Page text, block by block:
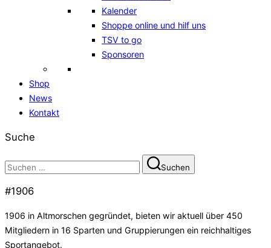
Kalender
Shoppe online und hilf uns
TSV to go
Sponsoren
Shop
News
Kontakt
Suche
Suchen
nach:
Suchen
#1906
1906 in Altmorschen gegründet, bieten wir aktuell über 450
Mitgliedern in 16 Sparten und Gruppierungen ein reichhaltiges
Sportangebot.